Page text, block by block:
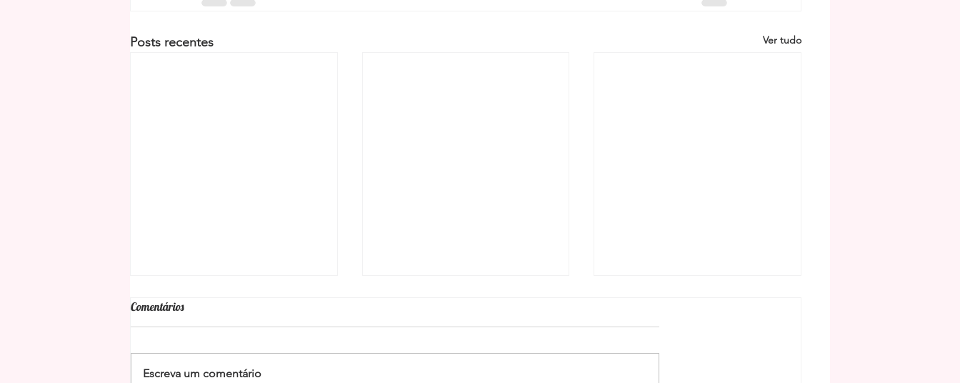
Posts recentes Ver tudo
Comentários
Escreva um comentário